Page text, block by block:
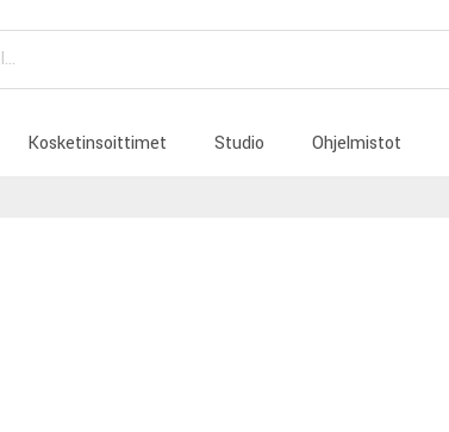
Kosketinsoittimet Studio Ohjelmistot